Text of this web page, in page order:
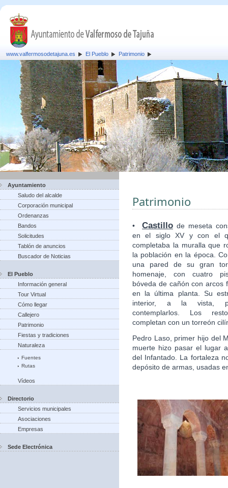
www.valfermosodetajuna.es El Pueblo Patrimonio
Ayuntamiento
Saludo del alcalde
Corporación municipal
Ordenanzas
Bandos
Solicitudes
Tablón de anuncios
Buscador de Noticias
El Pueblo
Información general
Tour Virtual
Cómo llegar
Callejero
Patrimonio
Fiestas y tradiciones
Naturaleza
Fuentes
Rutas
Vídeos
Directorio
Servicios municipales
Asociaciones
Empresas
Sede Electrónica
Patrimonio
• Castillo de meseta
en el siglo XV y con el
completaba la muralla que
la población en la época.
una pared de su gran
homenaje, con cuatro
bóveda de cañón con arcos
en la última planta. Su
interior, a la vista,
contemplarlos. Los
completan con un torreón
Pedro Laso, primer hijo del
muerte hizo pasar el lugar
del Infantado. La fortaleza
depósito de armas, usadas